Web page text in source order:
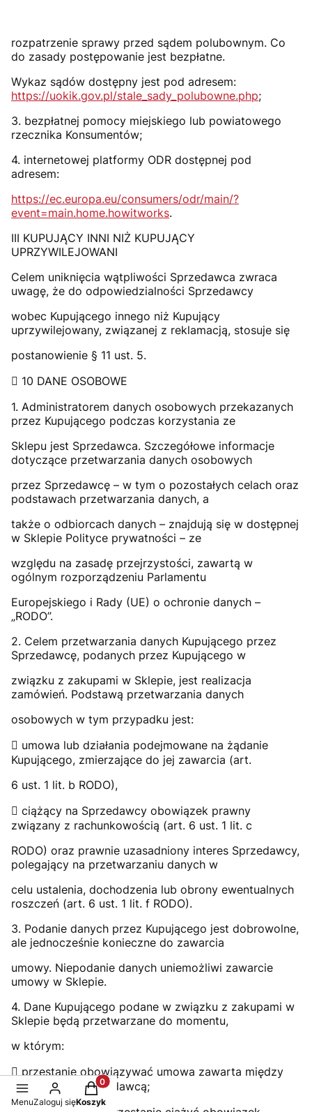
rozpatrzenie sprawy przed sądem polubownym. Co
do zasady postępowanie jest bezpłatne.
Wykaz sądów dostępny jest pod adresem:
https://uokik.gov.pl/stale_sady_polubowne.php;
3. bezpłatnej pomocy miejskiego lub powiatowego
rzecznika Konsumentów;
4. internetowej platformy ODR dostępnej pod
adresem:
https://ec.europa.eu/consumers/odr/main/?
event=main.home.howitworks.
III KUPUJĄCY INNI NIŻ KUPUJĄCY
UPRZYWILEJOWANI
Celem uniknięcia wątpliwości Sprzedawca zwraca
uwagę, że do odpowiedzialności Sprzedawcy
wobec Kupującego innego niż Kupujący
uprzywilejowany, związanej z reklamacją, stosuje się
postanowienie § 11 ust. 5.
 10 DANE OSOBOWE
1. Administratorem danych osobowych przekazanych
przez Kupującego podczas korzystania ze
Sklepu jest Sprzedawca. Szczegółowe informacje
dotyczące przetwarzania danych osobowych
przez Sprzedawcę – w tym o pozostałych celach oraz
podstawach przetwarzania danych, a
także o odbiorcach danych – znajdują się w dostępnej
w Sklepie Polityce prywatności – ze
względu na zasadę przejrzystości, zawartą w
ogólnym rozporządzeniu Parlamentu
Europejskiego i Rady (UE) o ochronie danych –
„RODO”.
2. Celem przetwarzania danych Kupującego przez
Sprzedawcę, podanych przez Kupującego w
związku z zakupami w Sklepie, jest realizacja
zamówień. Podstawą przetwarzania danych
osobowych w tym przypadku jest:
 umowa lub działania podejmowane na żądanie
Kupującego, zmierzające do jej zawarcia (art.
6 ust. 1 lit. b RODO),
 ciążący na Sprzedawcy obowiązek prawny
związany z rachunkowością (art. 6 ust. 1 lit. c
RODO) oraz prawnie uzasadniony interes Sprzedawcy,
polegający na przetwarzaniu danych w
celu ustalenia, dochodzenia lub obrony ewentualnych
roszczeń (art. 6 ust. 1 lit. f RODO).
3. Podanie danych przez Kupującego jest dobrowolne,
ale jednocześnie konieczne do zawarcia
umowy. Niepodanie danych uniemożliwi zawarcie
umowy w Sklepie.
4. Dane Kupującego podane w związku z zakupami w
Sklepie będą przetwarzane do momentu,
w którym:
 przestanie obowiązywać umowa zawarta między
Kupującym a Sprzedawcą;
MenuZaloguj się
Produkty w koszyku: 0. Zobacz szczegóły
Koszyk